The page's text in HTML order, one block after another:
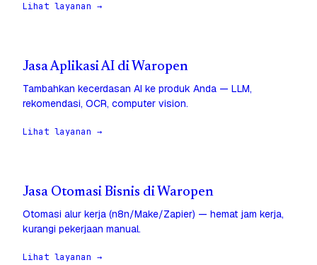
Lihat layanan →
Jasa Aplikasi AI di Waropen
Tambahkan kecerdasan AI ke produk Anda — LLM,
rekomendasi, OCR, computer vision.
Lihat layanan →
Jasa Otomasi Bisnis di Waropen
Otomasi alur kerja (n8n/Make/Zapier) — hemat jam kerja,
kurangi pekerjaan manual.
Lihat layanan →